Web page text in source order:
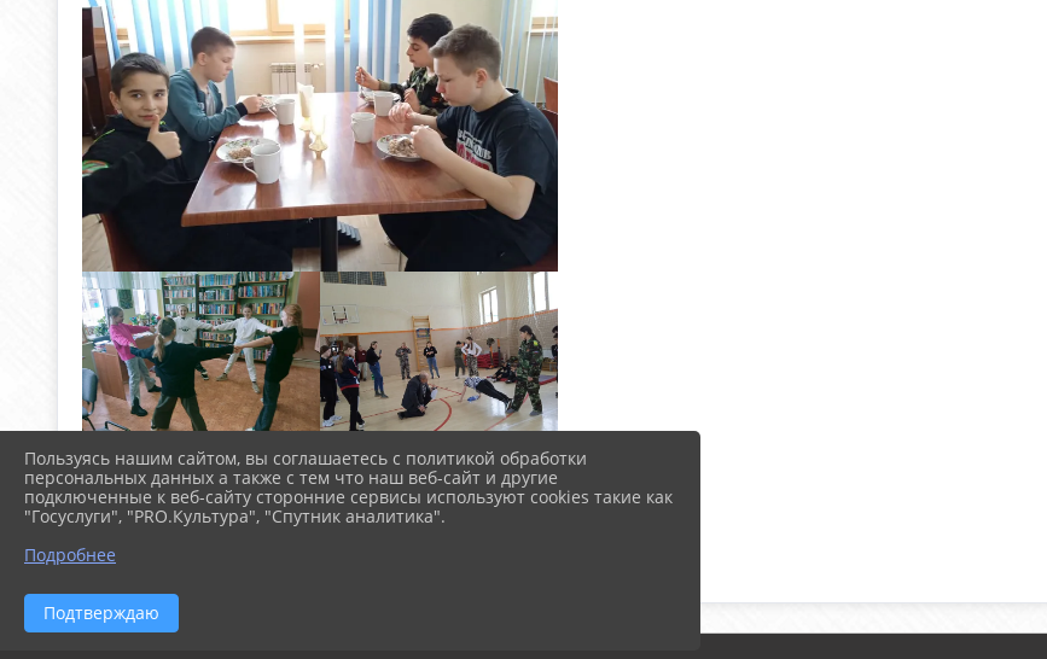
Пользуясь нашим сайтом, вы соглашаетесь с политикой обработки
персональных данных а также с тем что наш веб-сайт и другие
подключенные к веб-сайту сторонние сервисы используют cookies такие как
"Госуслуги", "PRO.Культура", "Спутник аналитика".
Подробнее
Подтверждаю